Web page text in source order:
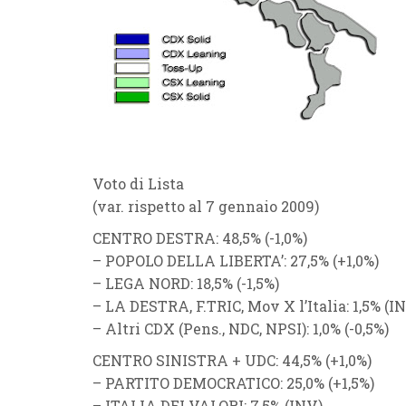
Voto di Lista
(var. rispetto al 7 gennaio 2009)
CENTRO DESTRA: 48,5% (-1,0%)
– POPOLO DELLA LIBERTA’: 27,5% (+1,0%)
– LEGA NORD: 18,5% (-1,5%)
– LA DESTRA, F.TRIC, Mov X l’Italia: 1,5% (
– Altri CDX (Pens., NDC, NPSI): 1,0% (-0,5%)
CENTRO SINISTRA + UDC: 44,5% (+1,0%)
– PARTITO DEMOCRATICO: 25,0% (+1,5%)